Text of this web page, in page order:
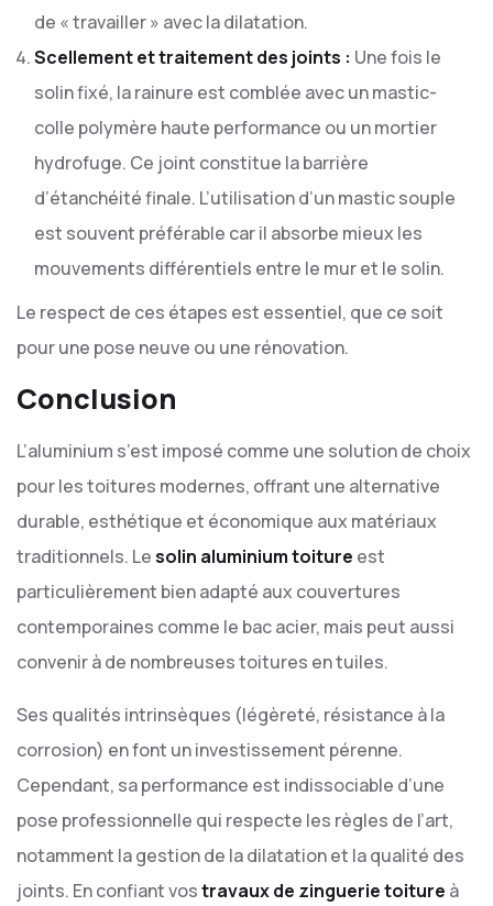
de « travailler » avec la dilatation.
Scellement et traitement des joints : Une fois le
solin fixé, la rainure est comblée avec un mastic-
colle polymère haute performance ou un mortier
hydrofuge. Ce joint constitue la barrière
d’étanchéité finale. L’utilisation d’un mastic souple
est souvent préférable car il absorbe mieux les
mouvements différentiels entre le mur et le solin.
Le respect de ces étapes est essentiel, que ce soit
pour une pose neuve ou une rénovation.
Conclusion
L’aluminium s’est imposé comme une solution de choix
pour les toitures modernes, offrant une alternative
durable, esthétique et économique aux matériaux
traditionnels. Lesolin aluminium toiture est
particulièrement bien adapté aux couvertures
contemporaines comme le bac acier, mais peut aussi
convenir à de nombreuses toitures en tuiles.
Ses qualités intrinsèques (légèreté, résistance à la
corrosion) en font un investissement pérenne.
Cependant, sa performance est indissociable d’une
pose professionnelle qui respecte les règles de l’art,
notamment la gestion de la dilatation et la qualité des
joints. En confiant vostravaux de zinguerie toiture à